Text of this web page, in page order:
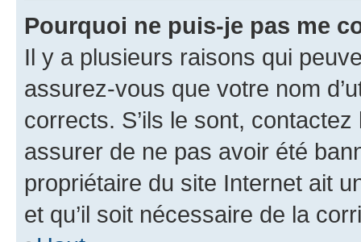
Pourquoi ne puis-je pas me
Il y a plusieurs raisons qui
assurez-vous que votre nom
corrects. S’ils le sont,
assurer de ne pas avoir été
propriétaire du site Internet ait
et qu’il soit nécessaire de la